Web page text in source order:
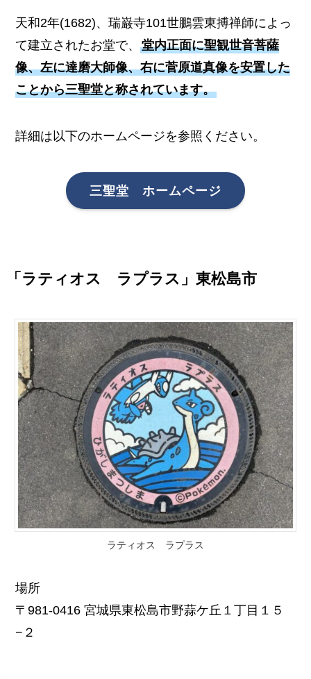
天和2年(1682)、瑞巌寺101世鵬雲東搏禅師によっ
て建立されたお堂で、堂内正面に聖観世音菩薩
像、左に達磨大師像、右に菅原道真像を安置した
ことから三聖堂と称されています。
詳細は以下のホームページを参照ください。
三聖堂 ホームページ
「ラティオス ラプラス」東松島市
ラティオス ラプラス
場所
〒981-0416 宮城県東松島市野蒜ケ丘１丁目１５
−２